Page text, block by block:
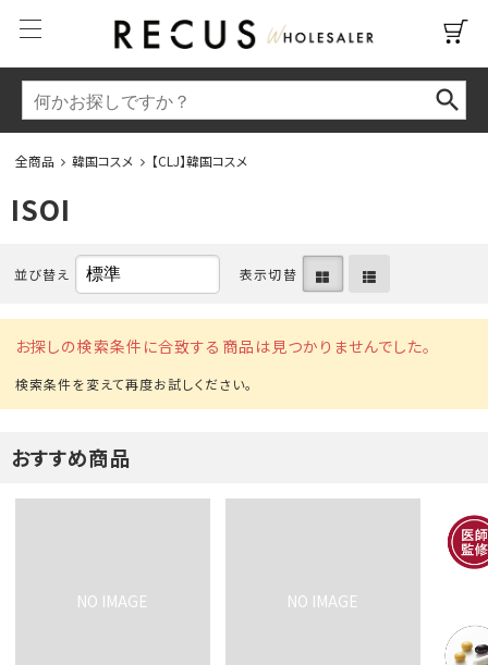
全商品 韓国コスメ 【CLJ】韓国コスメ
ISOI
並び替え 表示切替
お探しの検索条件に合致する商品は見つかりませんでした。
おすすめ商品